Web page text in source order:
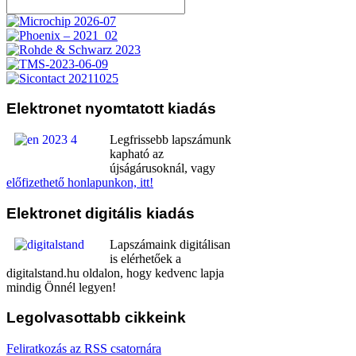
Elektronet nyomtatott kiadás
Legfrissebb lapszámunk
kapható az
újságárusoknál, vagy
előfizethető honlapunkon, itt!
Elektronet digitális kiadás
Lapszámaink digitálisan
is elérhetőek a
digitalstand.hu oldalon, hogy kedvenc lapja
mindig Önnél legyen!
Legolvasottabb cikkeink
Feliratkozás az RSS csatornára